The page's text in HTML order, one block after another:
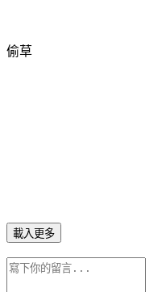
偷草
載入更多